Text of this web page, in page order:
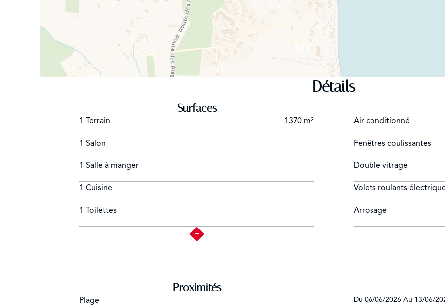
Détails
Surfaces
1 Terrain 1370 m²
1 Salon
1 Salle à manger
1 Cuisine
1 Toilettes
Air conditionné
Fenêtres coulissantes
Double vitrage
Volets roulants
Arrosage
Proximités
Plage Du 06/06/2026 Au 13/06/